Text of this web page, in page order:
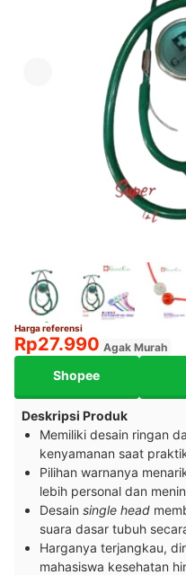
Harga referensi
Rp27.990 Agak Murah
Shopee
Deskripsi Produk
Memiliki desain ringan
kenyamanan saat
Pilihan warnanya
lebih personal dan
Desain single head
suara dasar tubuh
Harganya terjangkau,
mahasiswa kesehatan